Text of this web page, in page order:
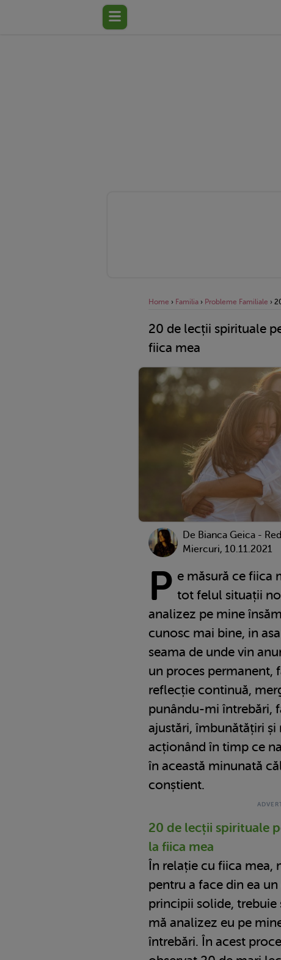
Home › Familia › Probleme Familiale ›
20 de lecții spirituale
fiica mea
De Bianca Geica -
Miercuri, 10.11.2021
P e măsură ce fiica
tot felul situații
analizez pe mine
cunosc mai bine, in
seama de unde vin
un proces permanent,
reflecție continuă,
punându-mi întrebări,
ajustări, îmbunătățiri și
acționând în timp ce
în această minunată
conștient.
20 de lecții spirituale
la fiica mea
În relație cu fiica mea,
pentru a face din ea
principii solide, trebuie
mă analizez eu pe
întrebări. În acest